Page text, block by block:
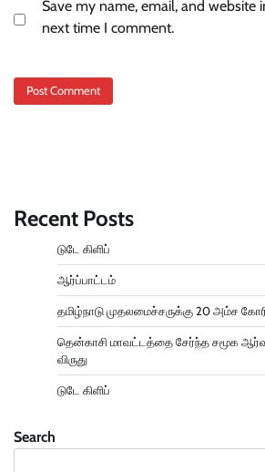
Save my name, email, and website
next time I comment.
Recent Posts
டுடே கிளிப்
ஆர்ப்பாட்டம்
தமிழ்நாடு முதலமைச்சருக்கு 20 அம்ச
தென்காசி மாவட்டத்தை சேர்ந்த சமூக
விருது
டுடே கிளிப்
Search